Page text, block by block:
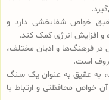
خواص شفابخشی دارد و
و افزایش انرژی کمک کند.
فرهنگ‌ها و ادیان مختلف،
است.
به عقیق به عنوان یک سنگ
خواص محافظتی و ارتباط با